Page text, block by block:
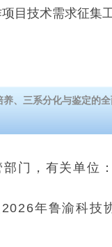
目技术需求征集
、三系分化与鉴定的全
门，有关单位：
年鲁渝科技